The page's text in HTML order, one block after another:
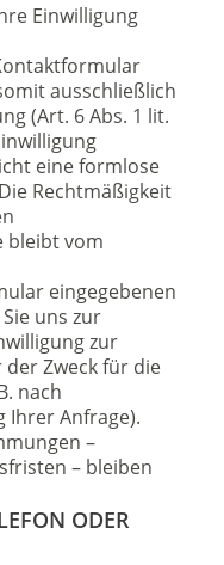
Einwilligung
ausschließlich
(Art. 6 Abs. 1 lit.
eine formlose
Rechtmäßigkeit
bleibt vom
eingegebenen
uns zur
zur
Zweck für die
nach
Ihrer Anfrage).
–
– bleiben
ODER